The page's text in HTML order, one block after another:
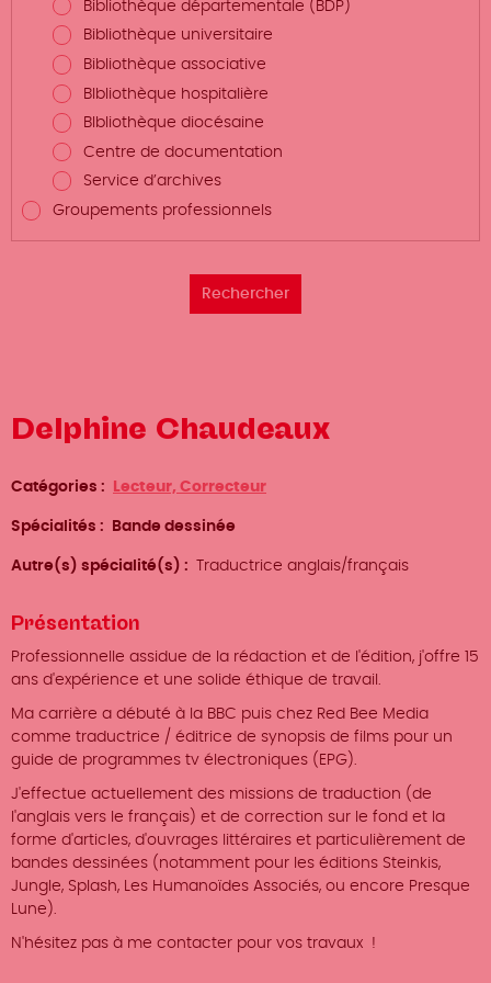
Bibliothèque départementale (BDP)
Bibliothèque universitaire
Bibliothèque associative
BIbliothèque hospitalière
BIbliothèque diocésaine
Centre de documentation
Service d’archives
Groupements professionnels
Delphine Chaudeaux
Catégories Lecteur, Correcteur
Spécialités Bande dessinée
Autre(s) spécialité(s) Traductrice anglais/français
Présentation
Professionnelle assidue de la rédaction et de l'édition, j'offre 15
ans d'expérience et une solide éthique de travail.
Ma carrière a débuté à la BBC puis chez Red Bee Media
comme traductrice / éditrice de synopsis de films pour un
guide de programmes tv électroniques (EPG).
J'effectue actuellement des missions de traduction (de
l'anglais vers le français) et de correction sur le fond et la
forme d'articles, d'ouvrages littéraires et particulièrement de
bandes dessinées (notamment pour les éditions Steinkis,
Jungle, Splash, Les Humanoïdes Associés, ou encore Presque
Lune).
N'hésitez pas à me contacter pour vos travaux !